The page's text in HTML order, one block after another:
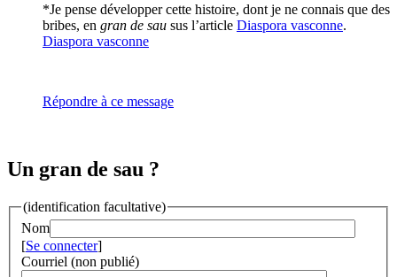
*Je pense développer cette histoire, dont je ne connais que des
bribes, en gran de sau sus l’article Diaspora vasconne.
Diaspora vasconne
Répondre à ce message
Un gran de sau ?
(identification facultative)
Nom
[Se connecter]
Courriel (non publié)